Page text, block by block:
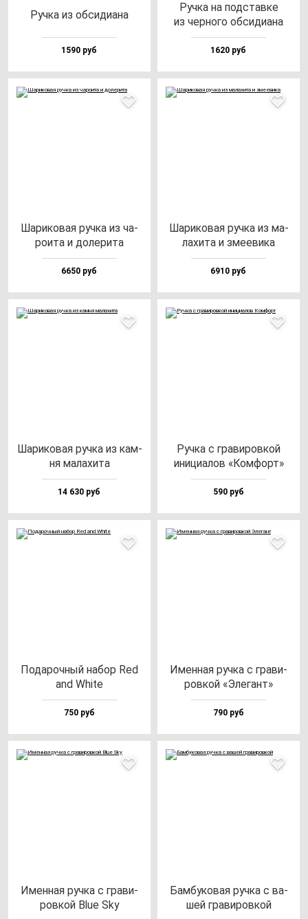
Руч­ка из об­си­ди­ана
1590 руб
Руч­ка на под­став­ке
из чер­но­го об­си­ди­ана
1620 руб
Шари­ко­вая руч­ка из ча­
ро­ита и до­ле­ри­та
6650 руб
Шари­ко­вая руч­ка из ма­
ла­хи­та и зме­еви­ка
6910 руб
Шари­ко­вая руч­ка из кам­
ня ма­ла­хи­та
14 630 руб
Руч­ка с гра­ви­ров­кой
ини­ци­алов «Ком­форт»
590 руб
Пода­роч­ный на­бор Red
and Whi­te
750 руб
Имен­ная руч­ка с гра­ви­
ров­кой «Эле­гант»
790 руб
Имен­ная руч­ка с гра­ви­
ров­кой Blue Sky
Бам­бу­ко­вая руч­ка с ва­
шей гра­ви­ров­кой